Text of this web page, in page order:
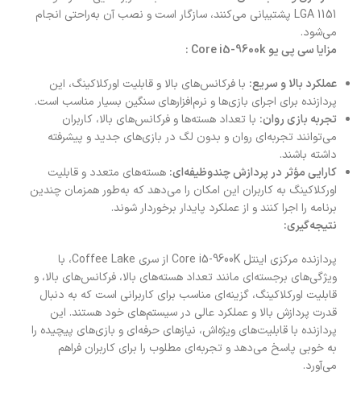
LGA 1151 پشتیبانی می‌کنند، سازگار است و نصب آن به‌راحتی انجام
می‌شود.
مزایا سی پی یو Core i5-9600k :
عملکرد بالا و سریع: با فرکانس‌های بالا و قابلیت اورکلاکینگ، این
پردازنده برای اجرای بازی‌ها و نرم‌افزارهای سنگین بسیار مناسب است.
تجربه بازی روان: با تعداد هسته‌ها و فرکانس‌های بالا، کاربران
می‌توانند تجربه‌ای روان و بدون لگ در بازی‌های جدید و پیشرفته
داشته باشند.
کارایی مؤثر در پردازش چندوظیفه‌ای: هسته‌های متعدد و قابلیت
اورکلاکینگ به کاربران این امکان را می‌دهد که به‌طور همزمان چندین
برنامه را اجرا کنند و از عملکرد پایدار برخوردار شوند.
نتیجه‌گیری:
پردازنده مرکزی اینتل Core i5-9600K از سری Coffee Lake، با
ویژگی‌های برجسته‌ای مانند تعداد هسته‌های بالا، فرکانس‌های بالا، و
قابلیت اورکلاکینگ، گزینه‌ای مناسب برای کاربرانی است که به دنبال
قدرت پردازش بالا و عملکرد عالی در سیستم‌های خود هستند. این
پردازنده با قابلیت‌های ویژه‌اش، نیازهای حرفه‌ای و بازی‌های پیچیده را
به خوبی پاسخ می‌دهد و تجربه‌ای مطلوب را برای کاربران فراهم
می‌آورد.